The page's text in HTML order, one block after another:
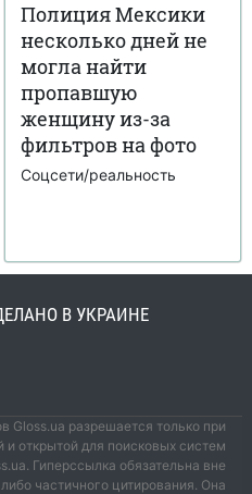
Полиция Мексики
несколько дней не
могла найти
пропавшую
женщину из-за
фильтров на фото
Соцсети/реальность
В УКРАИНЕ
Gloss.ua разрешается только при
и открытой для поисковых систем
Гиперссылка обязательна вне
частичного цитирования. Она